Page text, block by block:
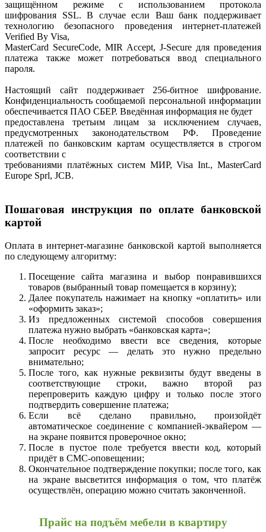
защищённом режиме с использованием протокола
шифрования SSL. В случае если Ваш банк поддерживает
технологию безопасного проведения интернет-платежей
Verified By Visa,
MasterCard SecureCode, MIR Accept, J-Secure для проведения
платежа также может потребоваться ввод специального
пароля.
Настоящий сайт поддерживает 256-битное шифрование.
Конфиденциальность сообщаемой персональной информации
обеспечивается ПАО СБЕР. Введённая информация не будет
предоставлена третьим лицам за исключением случаев,
предусмотренных законодательством РФ. Проведение
платежей по банковским картам осуществляется в строгом
соответствии с
требованиями платёжных систем МИР, Visa Int., MasterCard
Europe Sprl, JCB.
Пошаговая инструкция по оплате банковской
картой
Оплата в интернет-магазине банковской картой выполняется
по следующему алгоритму:
Посещение сайта магазина и выбор понравившихся
товаров (выбранный товар помещается в корзину);
Далее покупатель нажимает на кнопку «оплатить» или
«оформить заказ»;
Из предложенных системой способов совершения
платежа нужно выбрать «банковская карта»;
После необходимо ввести все сведения, которые
запросит ресурс — делать это нужно предельно
внимательно;
После того, как нужные реквизиты будут введены в
соответствующие строки, важно второй раз
перепроверить каждую цифру и только после этого
подтвердить совершение платежа;
Если всё сделано правильно, произойдёт
автоматическое соединение с компанией-эквайером —
на экране появится проверочное окно;
После в пустое поле требуется ввести код, который
придёт в СМС-оповещении;
Окончательное подтверждение покупки; после того, как
на экране высветится информация о том, что платёж
осуществлён, операцию можно считать законченной.
Прайс на подъём мебели в квартиру